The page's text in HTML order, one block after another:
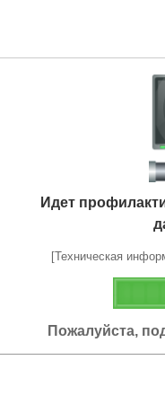
Идет
[Техническая
Пожалуйста,